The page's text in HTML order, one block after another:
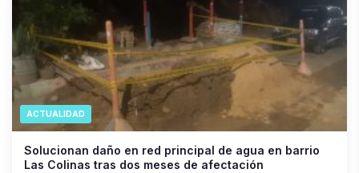
ACTUALIDAD
Solucionan daño en red principal de agua en barrio
Las Colinas tras dos meses de afectación